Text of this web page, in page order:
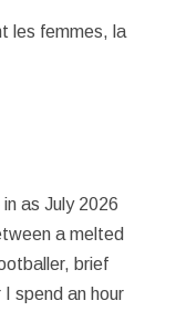
les femmes, la
in as July 2026
a melted
brief
spend an hour